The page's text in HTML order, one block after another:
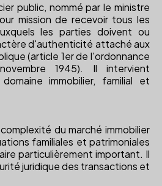
public, nommé par le ministre
mission de recevoir tous les
les parties doivent ou
d'authenticité attaché aux
(article 1er de l'ordonnance
1945). Il intervient
immobilier, familial et
du marché immobilier
familiales et patrimoniales
particulièrement important. Il
juridique des transactions et